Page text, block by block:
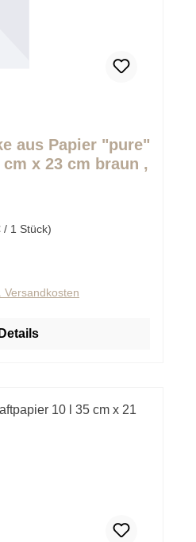
aus Papier "pure"
x 23 cm braun ,
/ 1 Stück)
Versandkosten
Details